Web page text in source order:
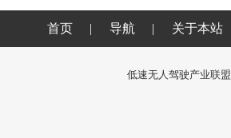
首页 | 导航 | 关于本站
低速无人驾驶产业联盟